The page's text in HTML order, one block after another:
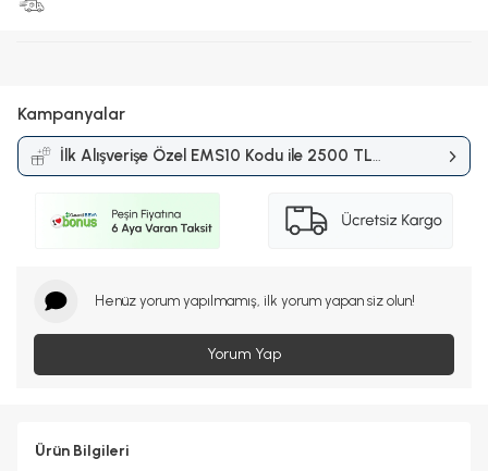
Kampanyalar
İlk Alışverişe Özel EMS10 Kodu ile 2500 TL
ve Üzerine %10 İndirimKampanyası
Henüz yorum yapılmamış, ilk yorum yapan siz olun!
Yorum Yap
Ürün Bilgileri